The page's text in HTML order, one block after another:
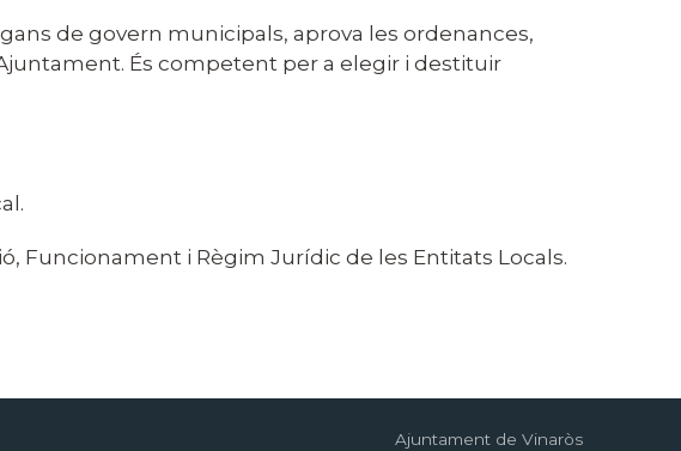
de govern municipals, aprova les ordenances,
És competent per a elegir i destituir
Funcionament i Règim Jurídic de les Entitats Locals.
Ajuntament de Vinaròs